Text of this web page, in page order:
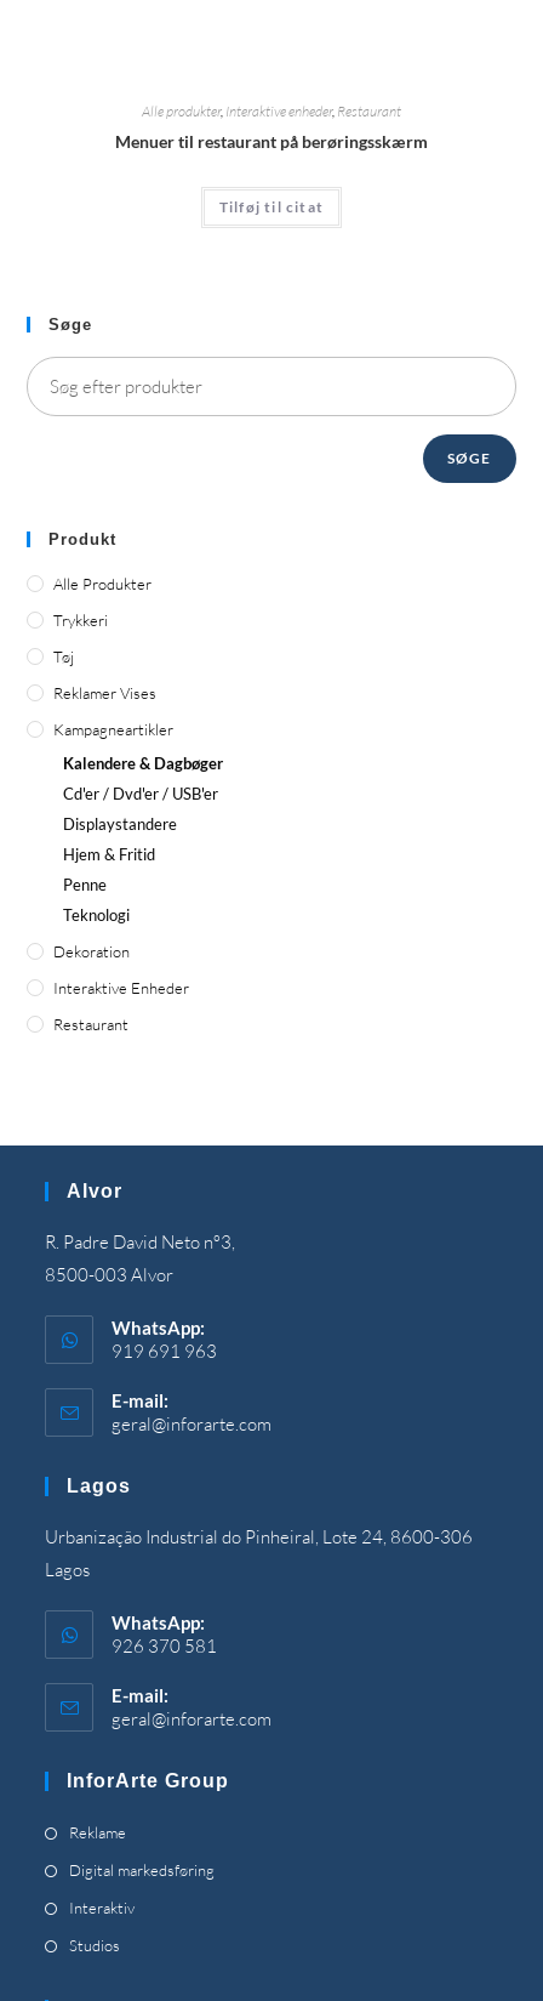
Alle produkter, Interaktive enheder, Restaurant
Menuer til restaurant på berøringsskærm
Tilføj til citat
Søge
SØGE
Produkt
Alle Produkter
Trykkeri
Tøj
Reklamer Vises
Kampagneartikler
Kalendere & Dagbøger
Cd'er / Dvd'er / USB'er
Displaystandere
Hjem & Fritid
Penne
Teknologi
Dekoration
Interaktive Enheder
Restaurant
Alvor
R. Padre David Neto nº3,
8500-003 Alvor
WhatsApp:
919 691 963
E-mail:
geral@inforarte.com
Lagos
Urbanização Industrial do Pinheiral, Lote 24, 8600-306
Lagos
WhatsApp:
926 370 581
E-mail:
geral@inforarte.com
InforArte Group
Reklame
under
ny
Digital markedsføring
InteraktivÅbner
Studios